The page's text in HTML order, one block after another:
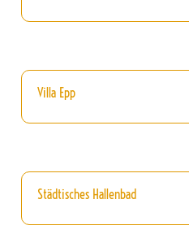
Villa Epp
Städtisches Hallenbad